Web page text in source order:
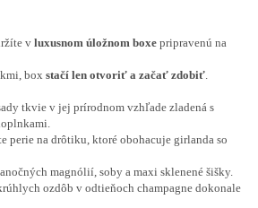
v luxusnom úložnom boxe pripravenú na
box stačí len otvoriť a začať zdobiť
tkvie v jej prírodnom vzhľade zladená s
perie na drôtiku, ktoré obohacuje girlanda so
magnólií, soby a maxi sklenené šišky.
ozdôb v odtieňoch champagne dokonale